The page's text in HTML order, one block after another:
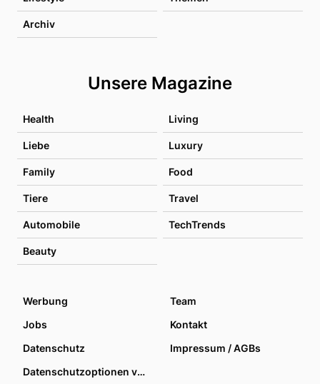
Archiv
Unsere Magazine
Health Living
Liebe Luxury
Family Food
Tiere Travel
Automobile TechTrends
Beauty
Werbung
Team
Jobs
Kontakt
Datenschutz
Impressum / AGBs
Datenschutzoptionen verwalten